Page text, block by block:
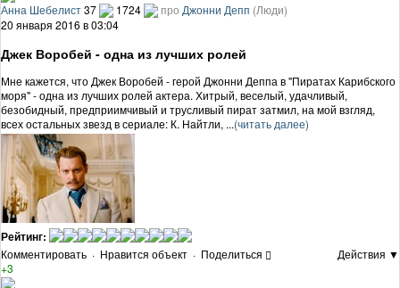
Анна Шебелист37 1724 про Джонни Депп (Люди)
20 января 2016 в 03:04
Джек Воробей - одна из лучших ролей
Мне кажется, что Джек Воробей - герой Джонни Деппа в "Пиратах Карибского
моря" - одна из лучших ролей актера. Хитрый, веселый, удачливый,
безобидный, предприимчивый и трусливый пират затмил, на мой взгляд,
всех остальных звезд в сериале: К. Найтли, ...(читать далее)
Рейтинг:
Комментировать · Нравится объект · Поделиться
Действия ▼
+3